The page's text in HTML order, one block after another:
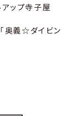
アップ寺子屋
奥義☆ダイビン